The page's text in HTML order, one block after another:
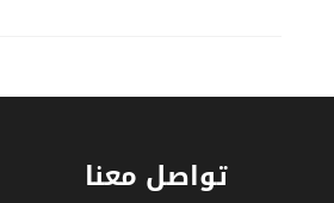
تواصل معنا